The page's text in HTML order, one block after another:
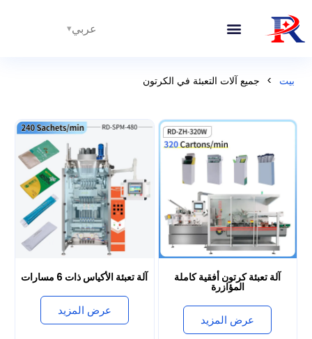
عربي
آلة تعبئة كرتون أفقية كاملة
المؤازرة
عرض المزيد
آلة تعبئة الأكياس ذات 6 مسارات
عرض المزيد